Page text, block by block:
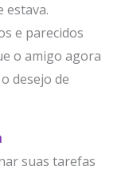
estava.
e parecidos
o amigo agora
desejo de
suas tarefas